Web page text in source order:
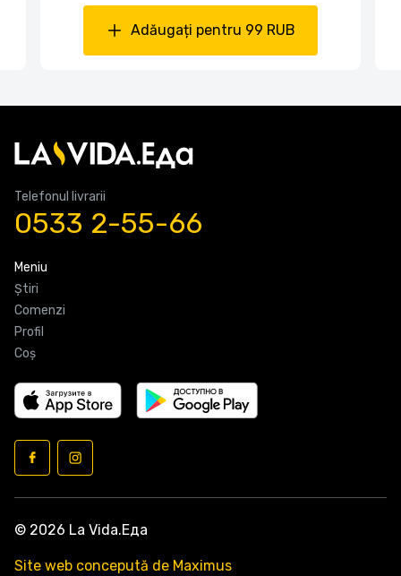
Adăugați pentru 99 RUB
Telefonul livrarii
0533 2-55-66
Meniu
Știri
Comenzi
Profil
Coş
© 2026 La Vida.Еда
Site web concepută de Maximus